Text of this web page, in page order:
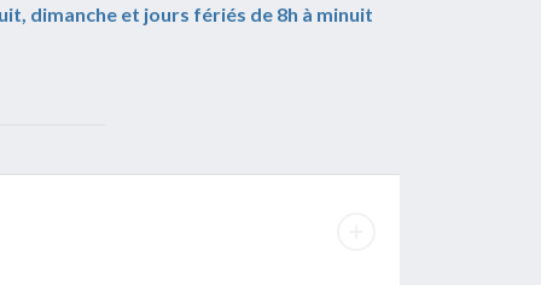
dimanche et jours fériés de 8h à minuit